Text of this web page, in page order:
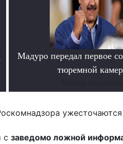
Мадуро передал первое
тюремной
с заведомо ложной